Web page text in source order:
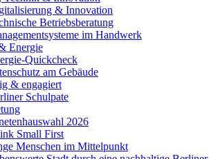
& Innovation
Betriebsberatung
im Handwerk
Energie
Quickcheck
am Gebäude
& engagiert
Schulpate
2026
Small First
Menschen im Mittelpunkt